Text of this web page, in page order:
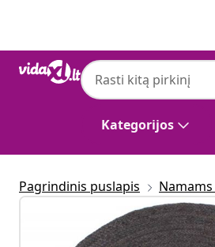
Kategorijos
Pagrindinis puslapis